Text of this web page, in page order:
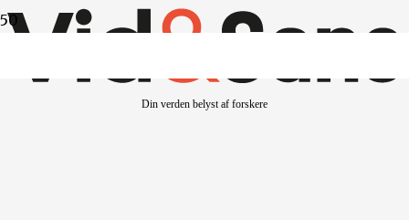
Din verden belyst af forskere